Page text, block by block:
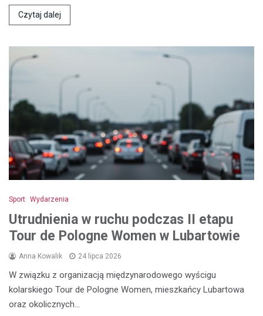
Czytaj dalej
Sport Wydarzenia
Utrudnienia w ruchu podczas II etapu
Tour de Pologne Women w Lubartowie
Anna Kowalik 24 lipca 2026
W związku z organizacją międzynarodowego wyścigu
kolarskiego Tour de Pologne Women, mieszkańcy Lubartowa
oraz okolicznych…